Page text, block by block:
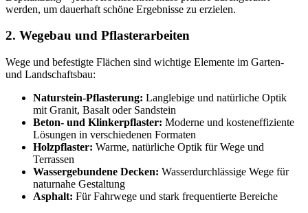
werden, um dauerhaft schöne Ergebnisse zu erzielen.
2. Wegebau und Pflasterarbeiten
Wege und befestigte Flächen sind wichtige Elemente im Garten-
und Landschaftsbau:
Naturstein-Pflasterung: Langlebige und natürliche Optik
mit Granit, Basalt oder Sandstein
Beton- und Klinkerpflaster: Moderne und kosteneffiziente
Lösungen in verschiedenen Formaten
Holzpflaster: Warme, natürliche Optik für Wege und
Terrassen
Wassergebundene Decken: Wasserdurchlässige Wege für
naturnahe Gestaltung
Asphalt: Für Fahrwege und stark frequentierte Bereiche